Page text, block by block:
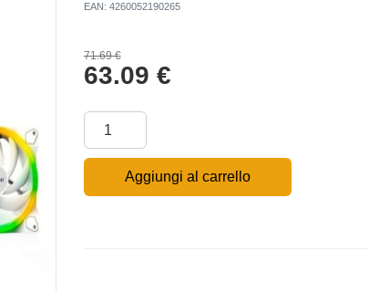
EAN: 4260052190265
71.69 €
63.09 €
Aggiungi al carrello